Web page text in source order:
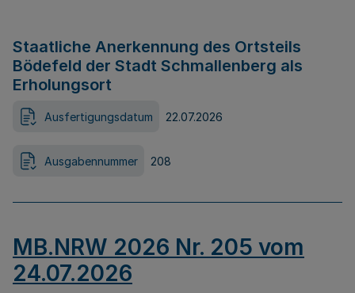
Staatliche Anerkennung des Ortsteils
Bödefeld der Stadt Schmallenberg als
Erholungsort
Ausfertigungsdatum 22.07.2026
Ausgabennummer 208
MB.NRW 2026 Nr. 205 vom
24.07.2026